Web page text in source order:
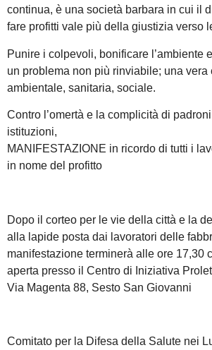
continua, è una società barbara in cui il
fare profitti vale più della giustizia verso
Punire i colpevoli, bonificare l’ambiente
un problema non più rinviabile; una vera
ambientale, sanitaria, sociale.
Contro l’omertà e la complicità di
istituzioni,
MANIFESTAZIONE in ricordo di tutti i
in nome del profitto
Dopo il corteo per le vie della città e la
alla lapide posta dai lavoratori delle
manifestazione terminerà alle ore 17,30
aperta presso il Centro di Iniziativa
Via Magenta 88, Sesto San Giovanni
Comitato per la Difesa della Salute nei